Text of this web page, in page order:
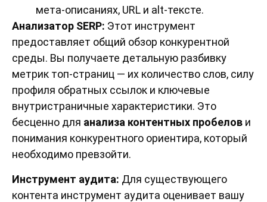
мета-описаниях, URL и alt-тексте.
Анализатор SERP: Этот инструмент
предоставляет общий обзор конкурентной
среды. Вы получаете детальную разбивку
метрик топ-страниц — их количество слов, силу
профиля обратных ссылок и ключевые
внутристраничные характеристики. Это
бесценно для анализа контентных пробелов и
понимания конкурентного ориентира, который
необходимо превзойти.
Инструмент аудита: Для существующего
контента инструмент аудита оценивает вашу